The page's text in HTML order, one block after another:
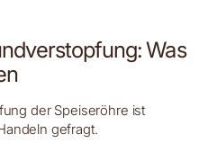
Was
der Speiseröhre ist
gefragt.